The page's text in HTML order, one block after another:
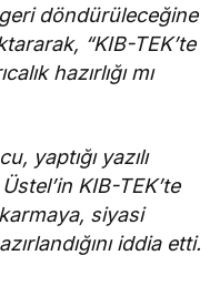
döndürüleceğine
“KIB-TEK’te
hazırlığı mı
yaptığı yazılı
KIB-TEK’te
siyasi
iddia etti.